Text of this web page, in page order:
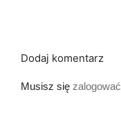
Dodaj komentarz
Musisz się zalogować